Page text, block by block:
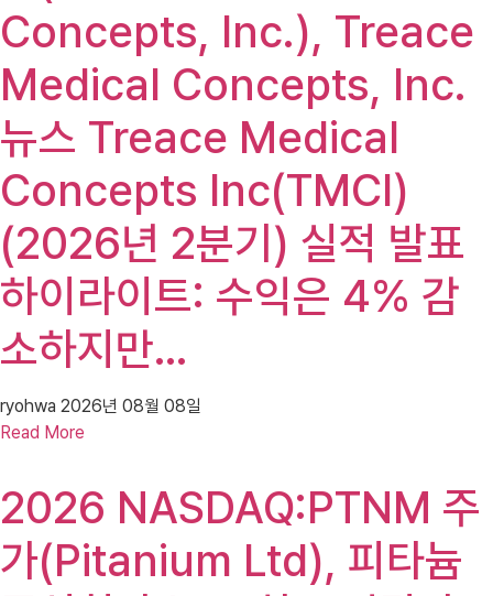
Concepts, Inc.), Treace
Medical Concepts, Inc.
뉴스 Treace Medical
Concepts Inc(TMCI)
(2026년 2분기) 실적 발표
하이라이트: 수익은 4% 감
소하지만…
ryohwa 2026년 08월 08일
Read More
2026 NASDAQ:PTNM 주
가(Pitanium Ltd), 피타늄